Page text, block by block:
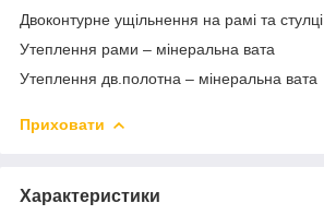
Двоконтурне ущільнення на рамі та стулці
Утеплення рами – мінеральна вата
Утеплення дв.полотна – мінеральна вата
Приховати
Характеристики